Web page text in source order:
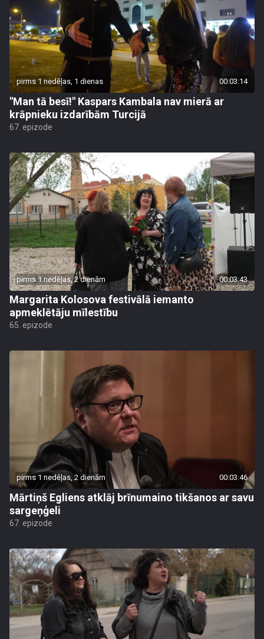
pirms 1 nedēļas, 1 dienas 00:03:14
"Man tā besī!" Kaspars Kambala nav mierā ar
krāpnieku izdarībām Turcijā
67. epizode
pirms 1 nedēļas, 2 dienām 00:03:43
Margarita Kolosova festivālā iemanto
apmeklētāju mīlestību
65. epizode
pirms 1 nedēļas, 2 dienām 00:03:46
Mārtiņš Egliens atklāj brīnumaino tikšanos ar savu
sargeņģeli
67. epizode